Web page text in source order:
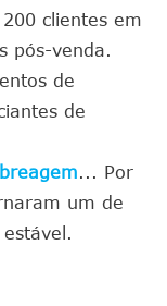
clientes em
pós-venda.
de
de
... Por
um de